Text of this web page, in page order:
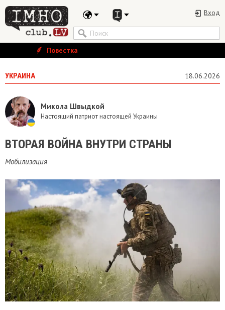
Вход
Повестка
УКРАИНА 18.06.2026
Микола Швыдкой
Настоящий патриот настоящей Украины
ВТОРАЯ ВОЙНА ВНУТРИ СТРАНЫ
Мобилизация